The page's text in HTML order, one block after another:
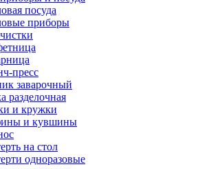
посуда
приборы
пресс
заварочный
разделочная
и кружки
и кувшины
на стол
одноразовые